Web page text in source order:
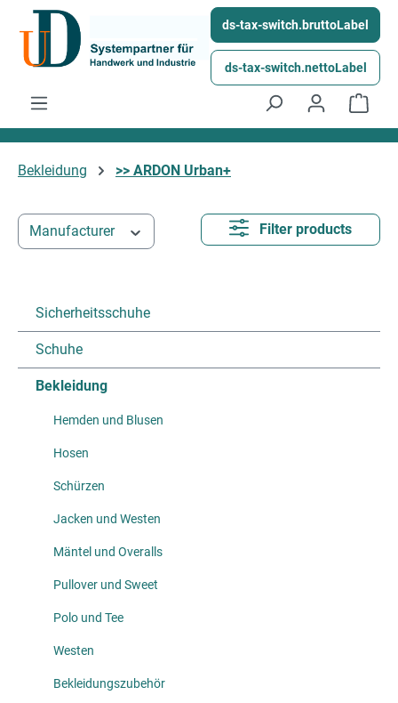
Skip to main content ds-tax-switch.bruttoLabel
ds-tax-switch.nettoLabel
Bekleidung >> ARDON Urban+
Manufacturer Filter products
Sicherheitsschuhe
Schuhe
Bekleidung
Hemden und Blusen
Hosen
Schürzen
Jacken und Westen
Mäntel und Overalls
Pullover und Sweet
Polo und Tee
Westen
Bekleidungszubehör